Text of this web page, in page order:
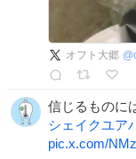
オフト大郷 @
信じるものに
シェイクユア
pic.x.com/